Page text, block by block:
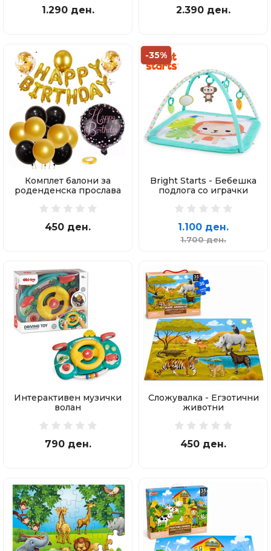
1.290 ден. 2.390 ден.
Комплет балони за
роденденска прослава
450 ден.
-35%
Bright Starts - Бебешка
подлога со играчки
1.100 ден.
1.700 ден.
Интерактивен музички
волан
790 ден.
Сложувалка - Егзотични
животни
450 ден.